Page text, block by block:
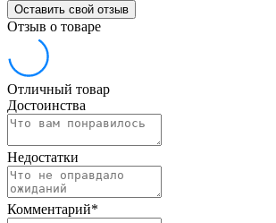
Оставить свой отзыв
Отзыв о товаре
Отличный товар
Достоинства
Недостатки
Комментарий*